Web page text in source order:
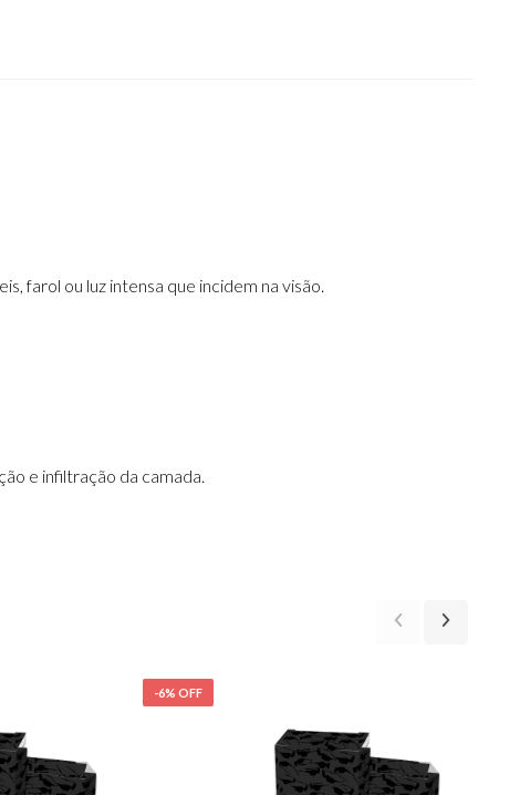
farol ou luz intensa que incidem na visão.
e infiltração da camada.
-6% OFF